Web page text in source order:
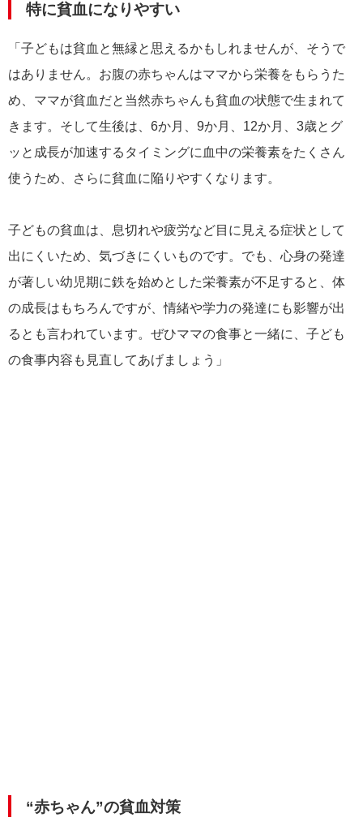
特に貧血になりやすい
「子どもは貧血と無縁と思えるかもしれませんが、そうで
はありません。お腹の赤ちゃんはママから栄養をもらうた
め、ママが貧血だと当然赤ちゃんも貧血の状態で生まれて
きます。そして生後は、6か月、9か月、12か月、3歳とグ
ッと成長が加速するタイミングに血中の栄養素をたくさん
使うため、さらに貧血に陥りやすくなります。
子どもの貧血は、息切れや疲労など目に見える症状として
出にくいため、気づきにくいものです。でも、心身の発達
が著しい幼児期に鉄を始めとした栄養素が不足すると、体
の成長はもちろんですが、情緒や学力の発達にも影響が出
るとも言われています。ぜひママの食事と一緒に、子ども
の食事内容も見直してあげましょう」
“赤ちゃん”の貧血対策